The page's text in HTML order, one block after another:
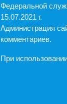
Федеральной
15.07.2021 г.
Администрация
комментариев.
При